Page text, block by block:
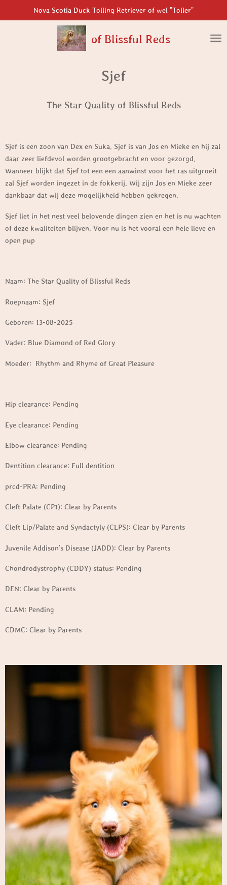
direct
of Blissful Reds
Nova Scotia Duck Tolling Retriever of wel "Toller"
Sjef
The Star Quality of Blissful Reds
Sjef is een zoon van Dex en Suka. Sjef is van Jos en Mieke en hij zal
daar zeer liefdevol worden grootgebracht en voor gezorgd.
Wanneer blijkt dat Sjef tot een een aanwinst voor het ras uitgroeit
zal Sjef worden ingezet in de fokkerij. Wij zijn Jos en Mieke zeer
dankbaar dat wij deze mogelijkheid hebben gekregen.
Sjef liet in het nest veel belovende dingen zien en het is nu wachten
of deze kwaliteiten blijven. Voor nu is het vooral een hele lieve en
open pup
Naam: The Star Quality of Blissful Reds
Roepnaam: Sjef
Geboren: 13-08-2025
Vader: Blue Diamond of Red Glory
Moeder: Rhythm and Rhyme of Great Pleasure
Hip clearance: Pending
Eye clearance: Pending
Elbow clearance: Pending
Dentition clearance: Full dentition
prcd-PRA: Pending
Cleft Palate (CP1): Clear by Parents
Cleft Lip/Palate and Syndactyly (CLPS): Clear by Parents
Juvenile Addison's Disease (JADD): Clear by Parents
Chondrodystrophy (CDDY) status: Pending
DEN: Clear by Parents
CLAM: Pending
CDMC: Clear by Parents